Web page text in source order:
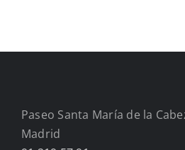
Paseo Santa María de la
Madrid